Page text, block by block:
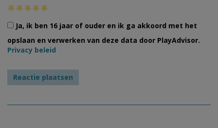
Ja, ik ben 16 jaar of ouder en ik ga akkoord met het
opslaan en verwerken van deze data door PlayAdvisor.
Privacy beleid